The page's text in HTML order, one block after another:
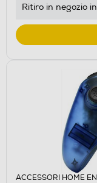
Ritiro in negozio
ACCESSORI HOME